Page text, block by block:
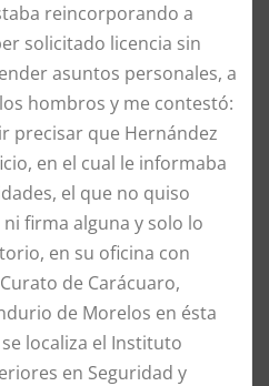
reincorporando a
solicitado licencia sin
asuntos personales, a
hombros y me contestó:
precisar que Hernández
en el cual le informaba
el que no quiso
firma alguna y solo lo
en su oficina con
de Carácuaro,
de Morelos en ésta
localiza el Instituto
en Seguridad y